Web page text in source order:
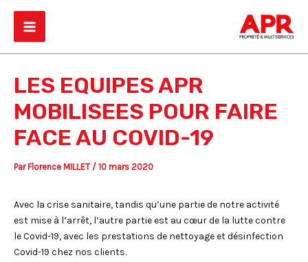
AllerMain
Menu
LES EQUIPES APR
MOBILISEES POUR FAIRE
FACE AU COVID-19
ParFlorence MILLET / 10 mars 2020
Avec la crise sanitaire, tandis qu’une partie de notre activité
est mise à l’arrêt, l’autre partie est au cœur de la lutte contre
le Covid-19, avec les prestations de nettoyage et désinfection
Covid-19 chez nos clients.